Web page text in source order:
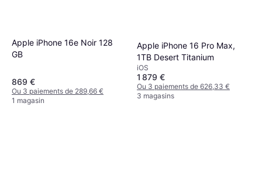
Apple iPhone 16e Noir 128
GB
869 €
Ou 3 paiements de 289,66 €
1 magasin
Apple iPhone 16 Pro Max,
1TB Desert Titanium
iOS
1 879 €
Ou 3 paiements de 626,33 €
3 magasins